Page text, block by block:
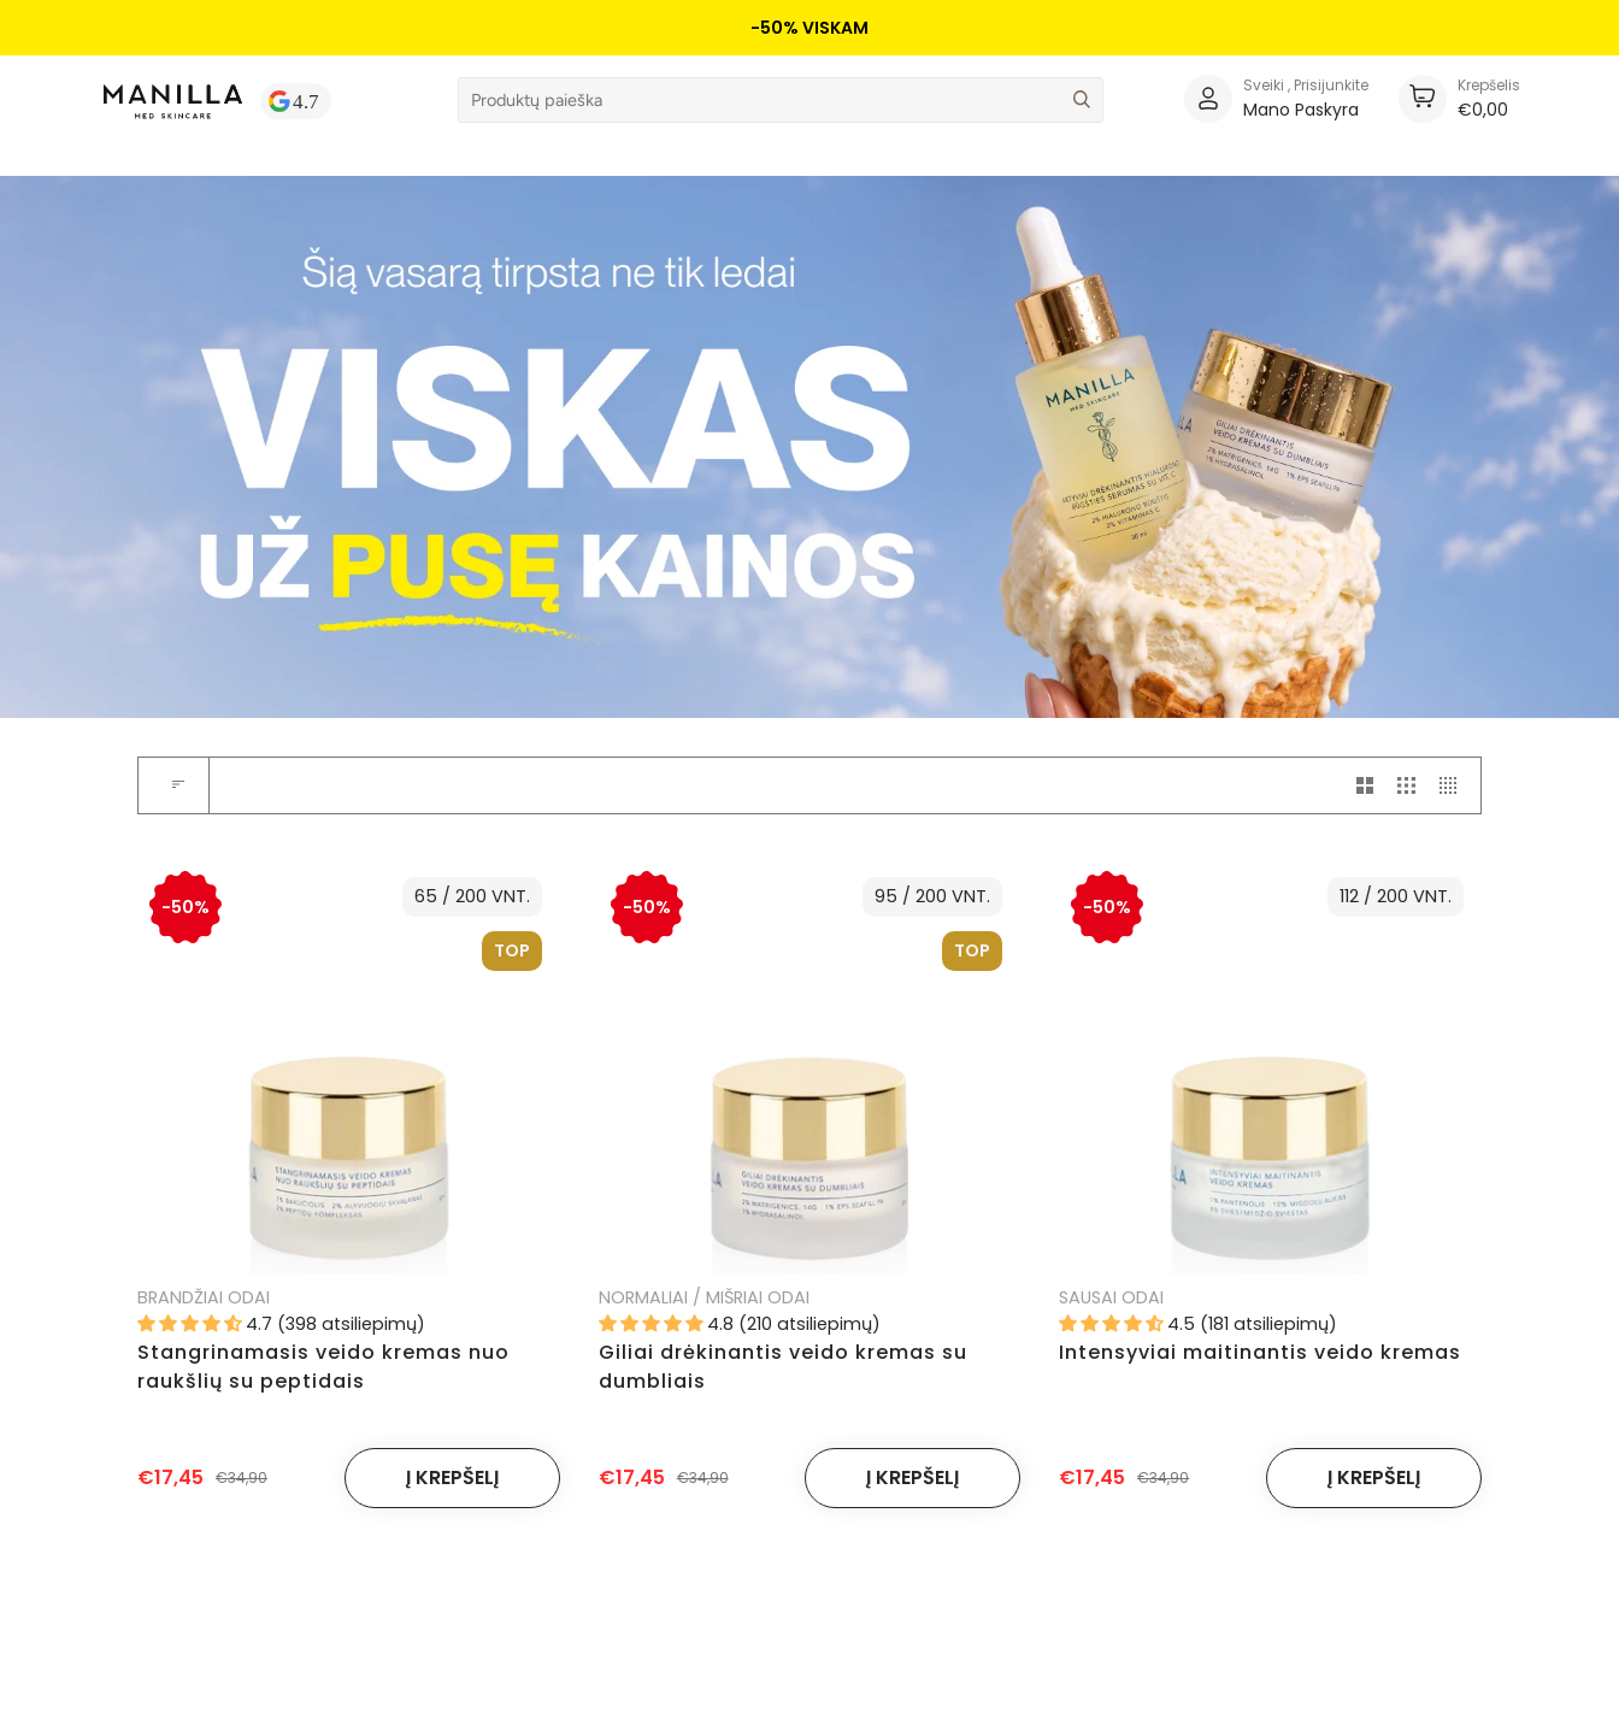
-50% VISKAM
Ieškoti Krepšelis
€0,00
Sveiki , Prisijunkite
Mano Paskyra
-50%
TOP
65 / 200 VNT.
BRANDŽIAI ODAI
4.7 (398 atsiliepimų)
Stangrinamasis veido kremas nuo
raukšlių su peptidais
€17,45 €34,90
-50%
TOP
95 / 200 VNT.
NORMALIAI / MIŠRIAI ODAI
4.8 (210 atsiliepimų)
Giliai drėkinantis veido kremas su
dumbliais
€17,45 €34,90
-50% 112 / 200 VNT.
SAUSAI ODAI
4.5 (181 atsiliepimų)
Intensyviai maitinantis veido kremas
€17,45 €34,90